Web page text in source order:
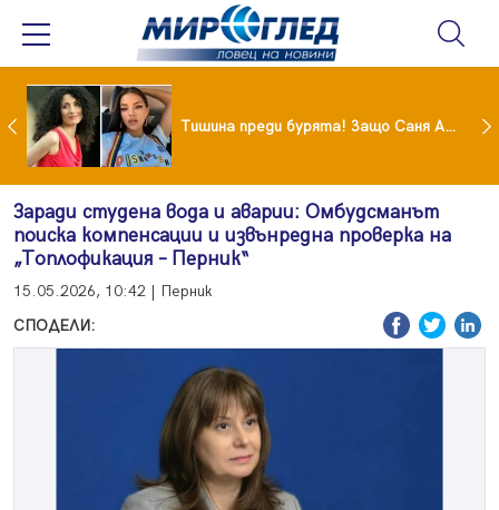
От 9 август цените на етикетите само в евро Тишина преди бурята! Защо Саня Армутлиева продължава да мълчи за раздялата с Дара?
Заради студена вода и аварии: Омбудсманът
поиска компенсации и извънредна проверка на
„Топлофикация – Перник“
15.05.2026, 10:42 | Перник
СПОДЕЛИ: